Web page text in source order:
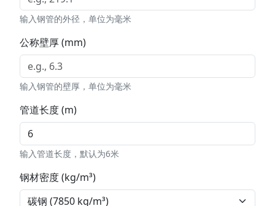
输入钢管的外径，单位为毫米
公称壁厚 (mm)
输入钢管的壁厚，单位为毫米
管道长度 (m)
输入管道长度，默认为6米
钢材密度 (kg/m³)